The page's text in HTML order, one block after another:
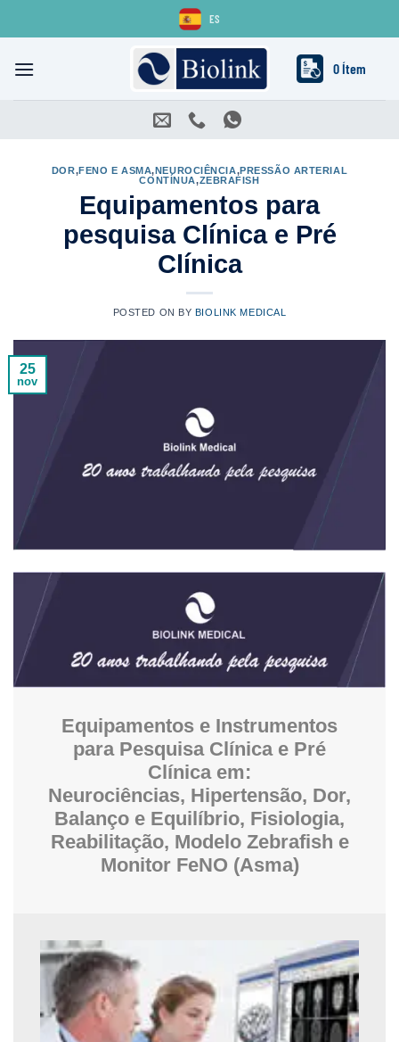
ES
0 Ítem
DOR,FENO E ASMA,NEUROCIÊNCIA,PRESSÃO ARTERIAL
CONTÍNUA,ZEBRAFISH
Equipamentos para
pesquisa Clínica e Pré
Clínica
POSTED ON BY BIOLINK MEDICAL
25
nov
Equipamentos e Instrumentos
para Pesquisa Clínica e Pré
Clínica em:
Neurociências, Hipertensão, Dor,
Balanço e Equilíbrio, Fisiologia,
Reabilitação, Modelo Zebrafish e
Monitor FeNO (Asma)